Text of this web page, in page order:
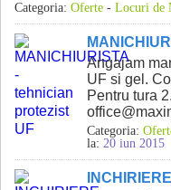
Categoria: Oferte - Locuri de
Angajam
UF si gel.
Pentru tura
Categoria:
la: 20 iun 2015